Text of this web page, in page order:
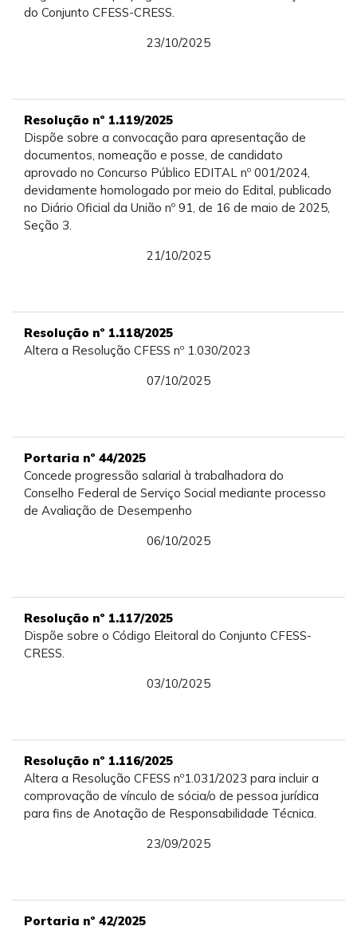
do Conjunto CFESS-CRESS.
23/10/2025
Resolução nº 1.119/2025
Dispõe sobre a convocação para apresentação de
documentos, nomeação e posse, de candidato
aprovado no Concurso Público EDITAL nº 001/2024,
devidamente homologado por meio do Edital, publicado
no Diário Oficial da União nº 91, de 16 de maio de 2025,
Seção 3.
21/10/2025
Resolução nº 1.118/2025
Altera a Resolução CFESS nº 1.030/2023
07/10/2025
Portaria nº 44/2025
Concede progressão salarial à trabalhadora do
Conselho Federal de Serviço Social mediante processo
de Avaliação de Desempenho
06/10/2025
Resolução nº 1.117/2025
Dispõe sobre o Código Eleitoral do Conjunto CFESS-
CRESS.
03/10/2025
Resolução nº 1.116/2025
Altera a Resolução CFESS nº1.031/2023 para incluir a
comprovação de vínculo de sócia/o de pessoa jurídica
para fins de Anotação de Responsabilidade Técnica.
23/09/2025
Portaria nº 42/2025